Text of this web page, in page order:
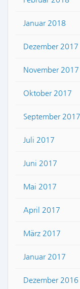
Januar 2018
Dezember 2017
November 2017
Oktober 2017
September 2017
Juli 2017
Juni 2017
Mai 2017
April 2017
März 2017
Januar 2017
Dezember 2016